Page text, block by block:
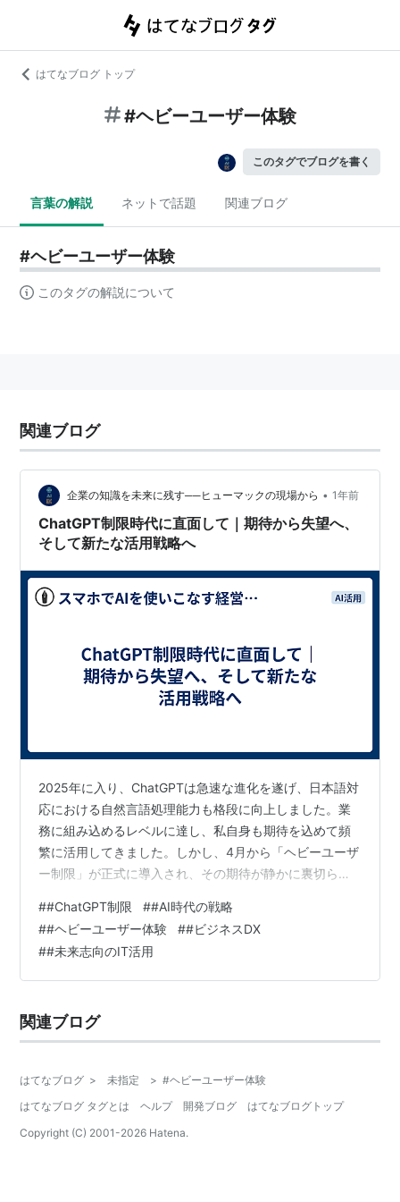
はてなブログ トップ
#ヘビーユーザー体験
このタグでブログを書く
言葉の解説 ネットで話題 関連ブログ
#ヘビーユーザー体験
このタグの解説について
関連ブログ
企業の知識を未来に残す──ヒューマックの現場から • 1年前
ChatGPT制限時代に直面して｜期待から失望へ、
そして新たな活用戦略へ
2025年に入り、ChatGPTは急速な進化を遂げ、日本語対
応における自然言語処理能力も格段に向上しました。業
務に組み込めるレベルに達し、私自身も期待を込めて頻
繁に活用してきました。しかし、4月から「ヘビーユーザ
ー制限」が正式に導入され、その期待が静かに裏切られ
実 ここ数日、明らかに「返答が遅い」「即答しない」と
いう違和感が続き、疑問を感じた私は直接問いただしま
した。すると、以下の事実が判明しました。 ファイル保
存期間の短縮：アップロードファイルは数時間〜1日で自
が長引くと意図的に応答遅延。…
##ChatGPT制限 ##AI時代の戦略
##ヘビーユーザー体験 ##ビジネスDX
##未来志向のIT活用
関連ブログ
はてなブログ > 未指定 > #ヘビーユーザー体験
はてなブログ タグとは
ヘルプ 開発ブログ
はてなブログトップ
Copyright (C) 2001-2026 Hatena.